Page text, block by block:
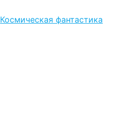
Космическая фантастика